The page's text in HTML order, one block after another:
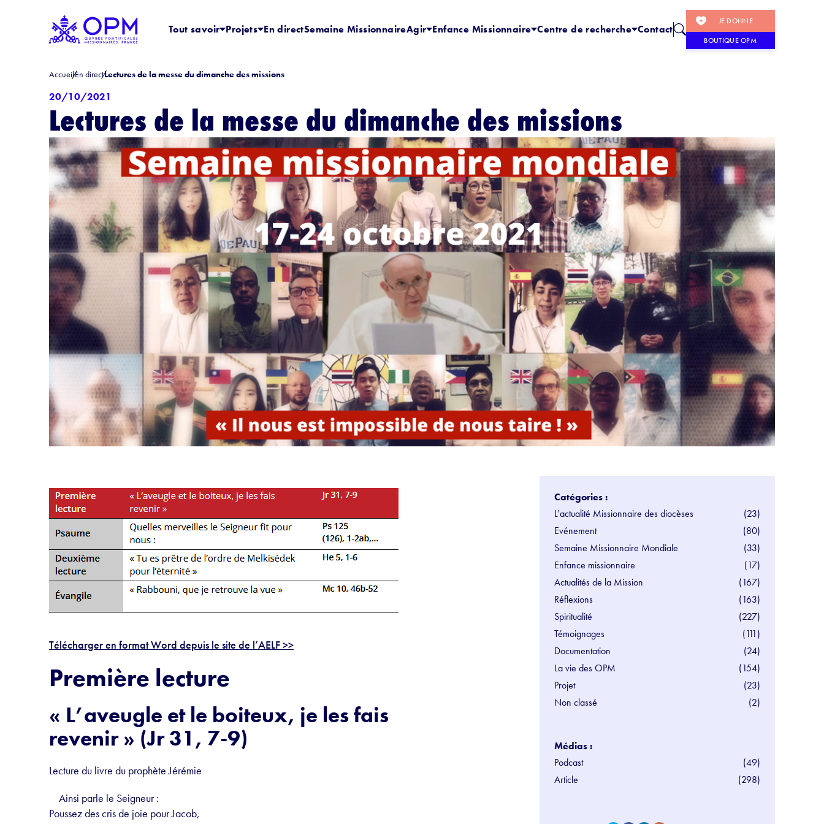
Tout savoir Projets En directSemaine MissionnaireAgir Enfance Missionnaire Centre de recherche Contact
JE DONNE
BOUTIQUE OPM
AccueilEn directLectures de la messe du dimanche des missions
20/10/2021
Lectures de la messe du dimanche des missions
Télécharger en format Word depuis le site de l’AELF >>
Première lecture
« L’aveugle et le boiteux, je les fais
revenir » (Jr 31, 7-9)
Lecture du livre du prophète Jérémie
Ainsi parle le Seigneur :
Poussez des cris de joie pour Jacob,
Catégories :
L'actualité Missionnaire des diocèses
(23)
Evénement
(80)
Semaine Missionnaire Mondiale
(33)
Enfance missionnaire
(17)
Actualités de la Mission
(167)
Réflexions
(163)
Spiritualité
(227)
Témoignages
(111)
Documentation
(24)
La vie des OPM
(154)
Projet
(23)
Non classé
(2)
Médias :
Podcast
(49)
Article
(298)